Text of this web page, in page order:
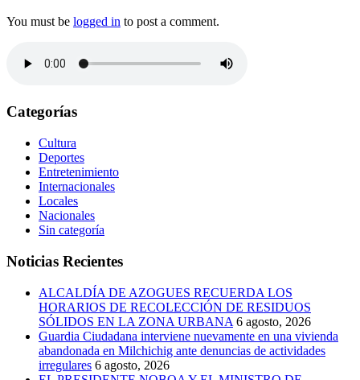
You must be logged in to post a comment.
Categorías
Cultura
Deportes
Entretenimiento
Internacionales
Locales
Nacionales
Sin categoría
Noticias Recientes
ALCALDÍA DE AZOGUES RECUERDA LOS
HORARIOS DE RECOLECCIÓN DE RESIDUOS
SÓLIDOS EN LA ZONA URBANA 6 agosto, 2026
Guardia Ciudadana interviene nuevamente en una vivienda
abandonada en Milchichig ante denuncias de actividades
irregulares 6 agosto, 2026